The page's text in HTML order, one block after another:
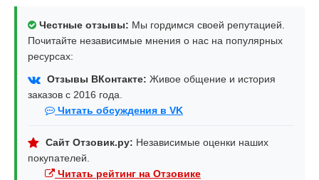
Честные отзывы: Мы гордимся своей репутацией.
Почитайте независимые мнения о нас на популярных
ресурсах:
Отзывы ВКонтакте: Живое общение и история
заказов с 2016 года.
Читать обсуждения в VK
Сайт Отзовик.ру: Независимые оценки наших
покупателей.
Читать рейтинг на Отзовике